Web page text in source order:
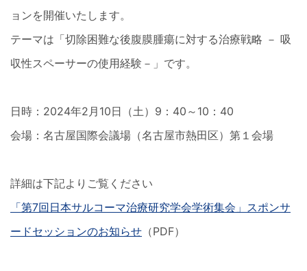
ョンを開催いたします。
テーマは「切除困難な後腹膜腫瘍に対する治療戦略 － 吸
収性スペーサーの使用経験－」です。
日時：2024年2月10日（土）9：40～10：40
会場：名古屋国際会議場（名古屋市熱田区）第１会場
詳細は下記よりご覧ください
「第7回日本サルコーマ治療研究学会学術集会」スポンサ
ードセッションのお知らせ （PDF）